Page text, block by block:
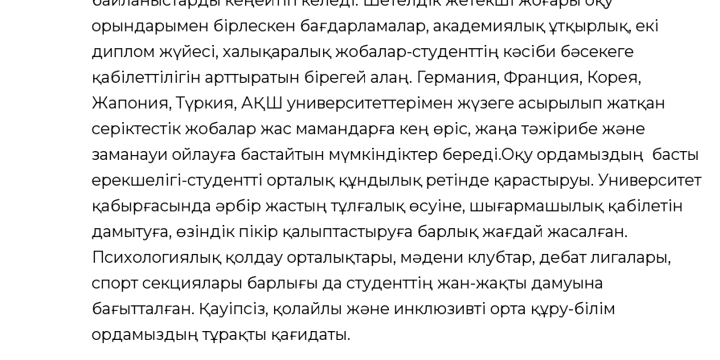
орындарымен бірлескен бағдарламалар, академиялық ұтқырлық, екі
диплом жүйесі, халықаралық жобалар-студенттің кәсіби бәсекеге
қабілеттілігін арттыратын бірегей алаң. Германия, Франция, Корея,
Жапония, Түркия, АҚШ университеттерімен жүзеге асырылып жатқан
серіктестік жобалар жас мамандарға кең өріс, жаңа тәжірибе және
заманауи ойлауға бастайтын мүмкіндіктер береді.Оқу ордамыздың басты
ерекшелігі-студентті орталық құндылық ретінде қарастыруы. Университет
қабырғасында әрбір жастың тұлғалық өсуіне, шығармашылық қабілетін
дамытуға, өзіндік пікір қалыптастыруға барлық жағдай жасалған.
Психологиялық қолдау орталықтары, мәдени клубтар, дебат лигалары,
спорт секциялары барлығы да студенттің жан-жақты дамуына
бағытталған. Қауіпсіз, қолайлы және инклюзивті орта құру-білім
ордамыздың тұрақты қағидаты.